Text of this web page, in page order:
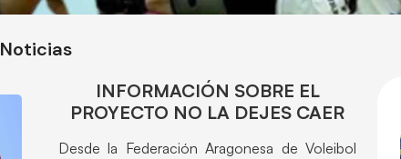
Noticias
INFORMACIÓN SOBRE EL
PROYECTO NO LA DEJES CAER
Desde la Federación Aragonesa de Voleibol